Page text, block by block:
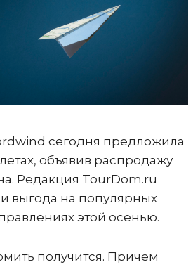
сегодня предложила
объявив распродажу
Редакция TourDom.ru
выгода на популярных
этой осенью.
получится. Причем